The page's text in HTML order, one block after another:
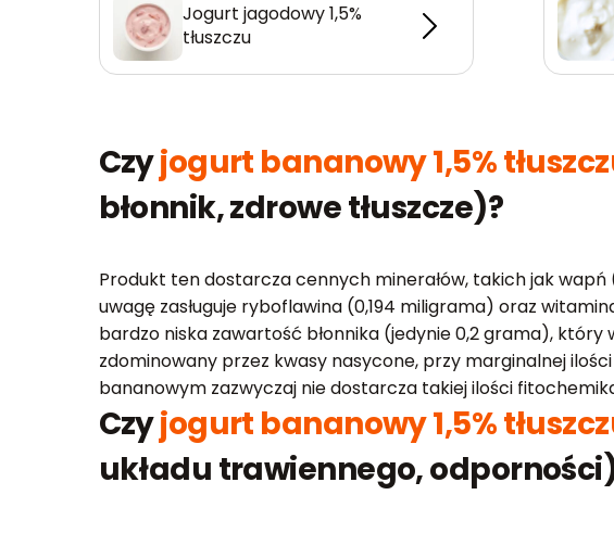
Jogurt jagodowy 1,5%
tłuszczu
Czyjogurt bananowy 1,5%
błonnik, zdrowe tłuszcze)?
Produkt ten dostarcza cennych minerałów, takich jak
uwagę zasługuje ryboflawina (0,194 miligrama) oraz
bardzo niska zawartość błonnika (jedynie 0,2 grama), który
zdominowany przez kwasy nasycone, przy marginalnej
bananowym zazwyczaj nie dostarcza takiej ilości
Czyjogurt bananowy 1,5%
układu trawiennego,